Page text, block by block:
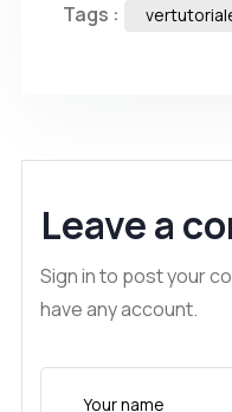
Tags :
Leave a
Sign in to post your
have any account.